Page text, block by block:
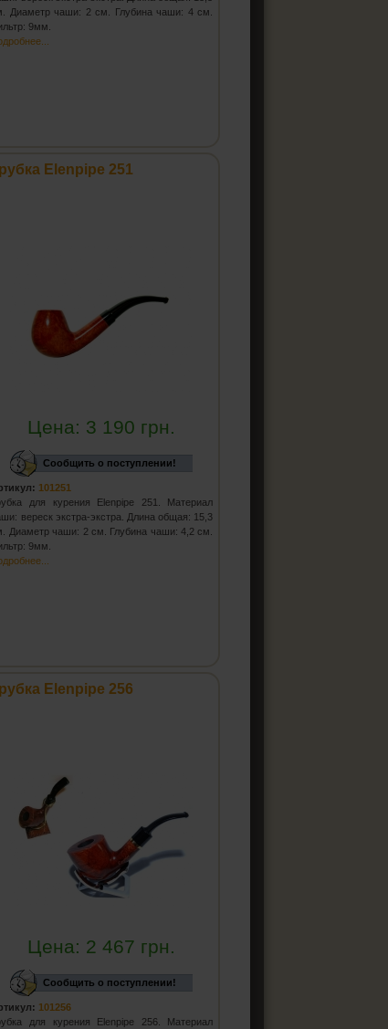
Диаметр чаши: 2 см. Глубина чаши: 4 см.
9мм.
Elenpipe 251
Цена: 3 190 грн.
Сообщить о поступлении!
101251
для курения Elenpipe 251. Материал
вереск экстра-экстра. Длина общая: 15,3
Диаметр чаши: 2 см. Глубина чаши: 4,2 см.
9мм.
Elenpipe 256
Цена: 2 467 грн.
Сообщить о поступлении!
101256
для курения Elenpipe 256. Материал